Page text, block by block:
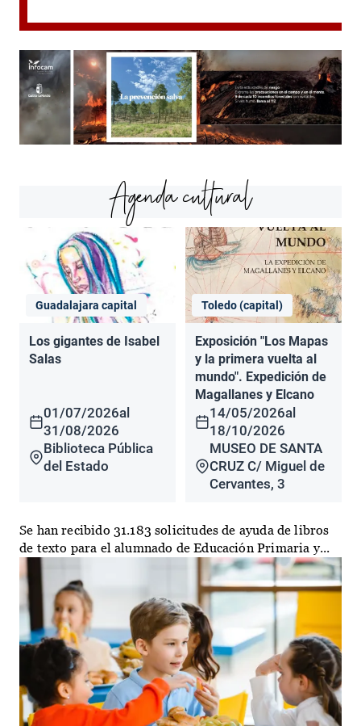
Agenda cultural
Guadalajara capital
Los gigantes de Isabel
Salas
01/07/2026al
31/08/2026
Biblioteca Pública
del Estado
Toledo (capital)
Exposición "Los Mapas
y la primera vuelta al
mundo". Expedición de
Magallanes y Elcano
14/05/2026al
18/10/2026
MUSEO DE SANTA
CRUZ C/ Miguel de
Cervantes, 3
Se han recibido 31.183 solicitudes de ayuda de libros
de texto para el alumnado de Educación Primaria y...